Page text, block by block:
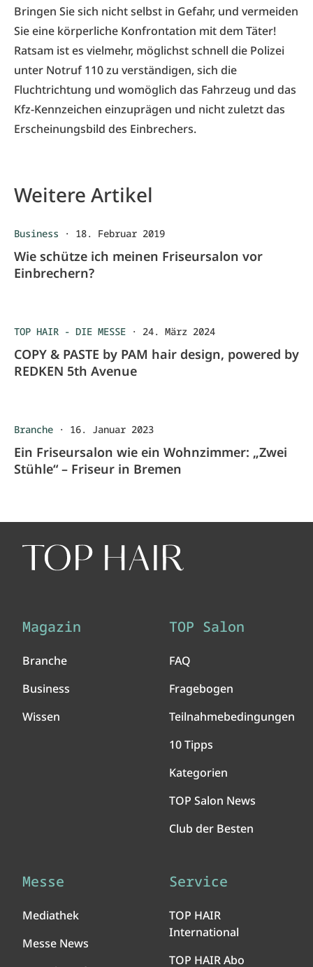
Bringen Sie sich nicht selbst in Gefahr, und vermeiden
Sie eine körperliche Konfrontation mit dem Täter!
Ratsam ist es vielmehr, möglichst schnell die Polizei
unter Notruf 110 zu verständigen, sich die
Fluchtrichtung und womöglich das Fahrzeug und das
Kfz-Kennzeichen einzuprägen und nicht zuletzt das
Erscheinungsbild des Einbrechers.
Weitere Artikel
Business · 18. Februar 2019
Wie schütze ich meinen Friseursalon vor
Einbrechern?
TOP HAIR - DIE MESSE · 24. März 2024
COPY & PASTE by PAM hair design, powered by
REDKEN 5th Avenue
Branche · 16. Januar 2023
Ein Friseursalon wie ein Wohnzimmer: „Zwei
Stühle“ – Friseur in Bremen
Magazin
Branche
Business
Wissen
TOP Salon
FAQ
Fragebogen
Teilnahmebedingungen
10 Tipps
Kategorien
TOP Salon News
Club der Besten
Messe
Mediathek
Messe News
Service
TOP HAIR
International
TOP HAIR Abo